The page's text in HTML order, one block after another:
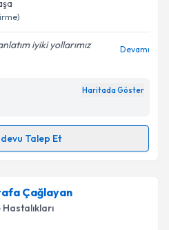
ilişkin
Aydınlatma
kabul ediyorum.
iyiki yollarımız
Devamı
Haritada Göster
Talep Et
takvimi talebi
randevu almanız için bir
e-posta ile bilgilendireceğiz.
Çağlayan
Hastalıkları